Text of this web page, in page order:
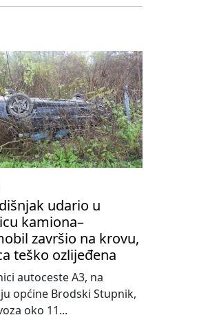
udario u
kamiona–
završio na krovu,
teško ozlijeđena
autoceste A3, na
općine Brodski Stupnik,
oko 11...